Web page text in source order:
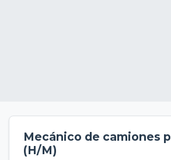
Mecánico de camiones
(H/M)